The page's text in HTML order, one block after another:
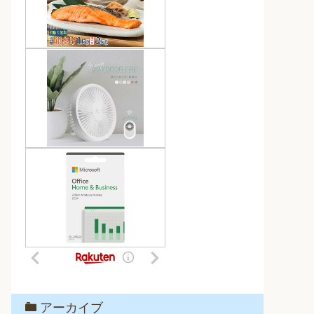
アーカイブ